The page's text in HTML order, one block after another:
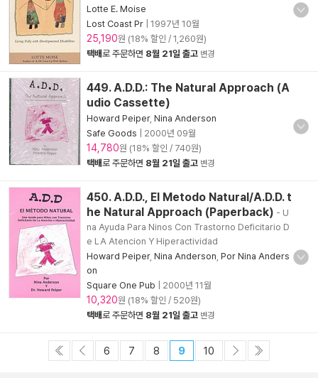
Lotte E. Moise
Lost Coast Pr
1997년 10월
25,190원 (18% 할인 / 1,260원)
택배로 주문하면 8월 21일 출고 변경
449. A.D.D.: The Natural Approach (A
udio Cassette)
Howard Peiper, Nina Anderson
Safe Goods
2000년 09월
14,780원 (18% 할인 / 740원)
택배로 주문하면 8월 21일 출고 변경
450. A.D.D., El Metodo Natural/A.D.D. t
he Natural Approach (Paperback) - U
na Ayuda Para Ninos Con Trastorno Deficitario D
e LA Atencion Y Hiperactividad
Howard Peiper, Nina Anderson Por Nina Anders
on
Square One Pub
2000년 11월
10,320원 (18% 할인 / 520원)
택배로 주문하면 8월 21일 출고 변경
6 7 8 9 10